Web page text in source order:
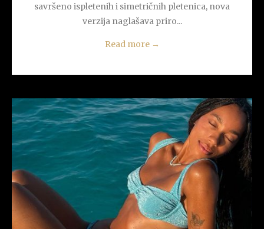
savršeno ispletenih i simetričnih pletenica, nova
verzija naglašava priro...
Read more →
READ MORE